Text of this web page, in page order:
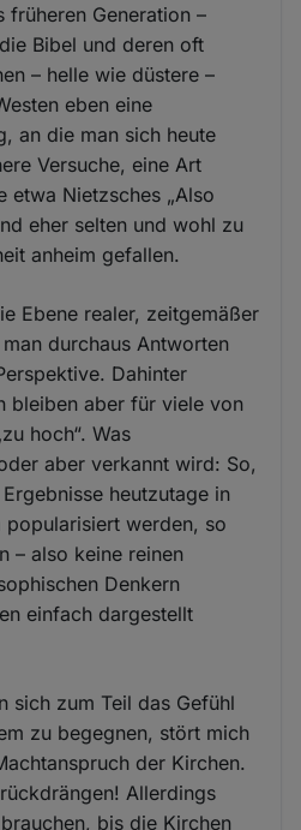
früheren Generation –
Bibel und deren oft
– helle wie düstere –
eben eine
an die man sich heute
Versuche, eine Art
etwa Nietzsches „Also
eher selten und wohl zu
anheim gefallen.
Ebene realer, zeitgemäßer
durchaus Antworten
Dahinter
bleiben aber für viele von
hoch“. Was
aber verkannt wird: So,
heutzutage in
werden, so
– also keine reinen
Denkern
einfach dargestellt
sich zum Teil das Gefühl
zu begegnen, stört mich
der Kirchen.
Allerdings
bis die Kirchen